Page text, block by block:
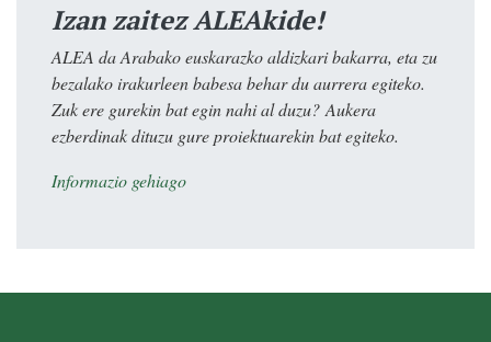
Izan zaitez ALEAkide!
ALEA da Arabako euskarazko aldizkari bakarra, eta zu
bezalako irakurleen babesa behar du aurrera egiteko.
Zuk ere gurekin bat egin nahi al duzu? Aukera
ezberdinak dituzu gure proiektuarekin bat egiteko.
Informazio gehiago